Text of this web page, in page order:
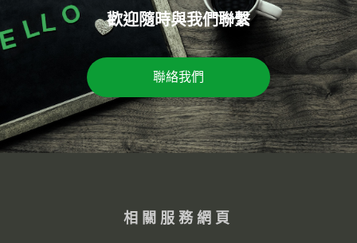
歡迎隨時與我們聯繫
聯絡我們
相關服務網頁